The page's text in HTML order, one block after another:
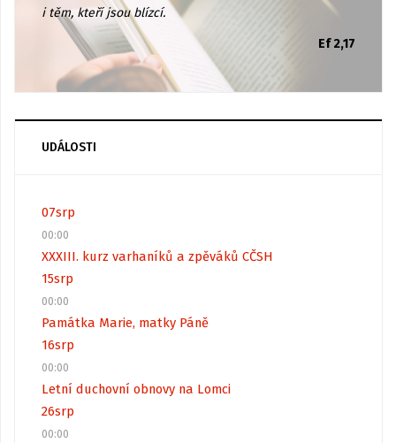
i těm, kteří jsou blízcí.
Ef 2,17
UDÁLOSTI
07srp
00:00
XXXIII. kurz varhaníků a zpěváků CČSH
15srp
00:00
Památka Marie, matky Páně
16srp
00:00
Letní duchovní obnovy na Lomci
26srp
00:00